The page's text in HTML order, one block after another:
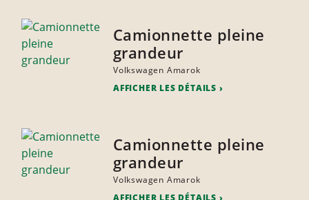
Camionnette pleine
grandeur
Volkswagen Amarok
AFFICHER LES DÉTAILS
Camionnette pleine
grandeur
Volkswagen Amarok